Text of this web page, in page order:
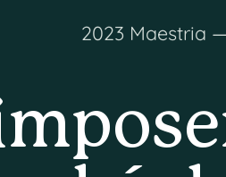
2023 Maestria